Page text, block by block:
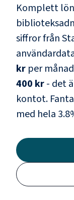
Komplett
siffror från
kr per
400 kr- det
kontot.
med hela 3.8